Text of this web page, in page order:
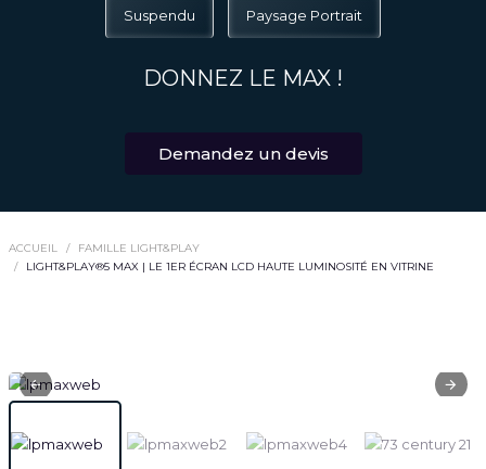
Suspendu Paysage Portrait
DONNEZ LE MAX !
Demandez un devis
ACCUEIL
FAMILLE LIGHT&PLAY
LIGHT&PLAY®5 MAX | LE 1ER ÉCRAN LCD HAUTE LUMINOSITÉ EN VITRINE